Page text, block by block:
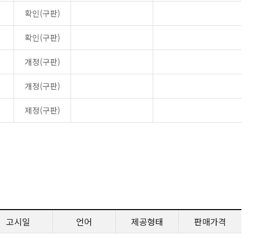
확인(구판)
확인(구판)
개정(구판)
개정(구판)
제정(구판)
고시일 언어 제공형태 판매가격